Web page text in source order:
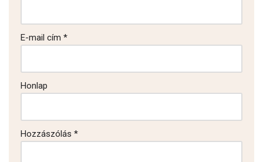
E-mail cím *
Honlap
Hozzászólás *